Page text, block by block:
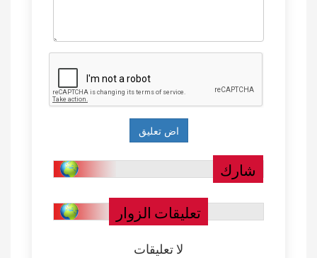
شارك
تعليقات الزوار
لا تعليقات